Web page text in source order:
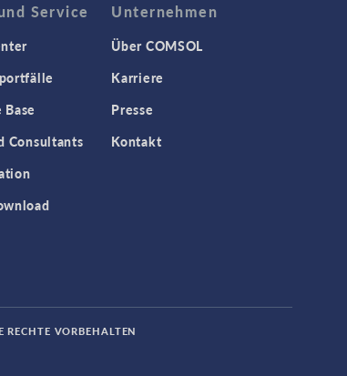
Service
Consultants
Unternehmen
Über COMSOL
Karriere
Presse
Kontakt
VORBEHALTEN